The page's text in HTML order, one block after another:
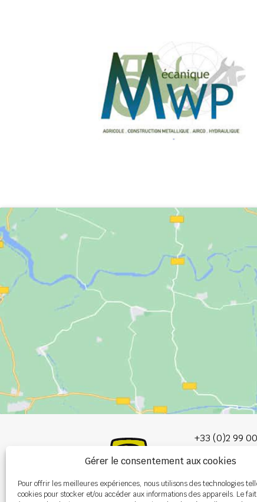
Gérer le consentement aux cookies
Pour offrir les meilleures expériences, nous utilisons des technologies
cookies pour stocker et/ou accéder aux informations des appareils. Le
+33 (0)2 99
info@burel-
Les Portes de